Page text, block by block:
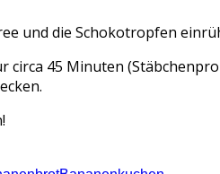
und die Schokotropfen
circa 45 Minuten